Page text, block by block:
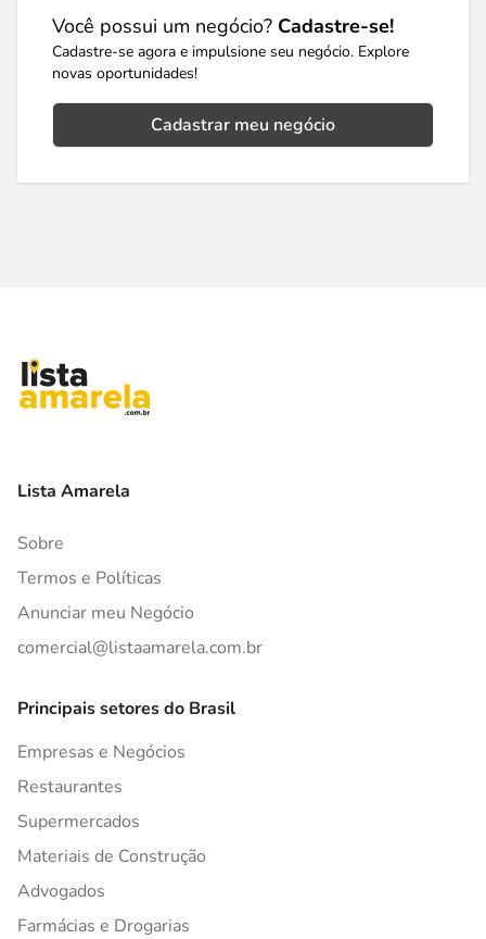
Você possui um negócio? Cadastre-se!
Cadastre-se agora e impulsione seu negócio. Explore
novas oportunidades!
Cadastrar meu negócio
Lista Amarela
Sobre
Termos e Políticas
Anunciar meu Negócio
comercial@listaamarela.com.br
Principais setores do Brasil
Empresas e Negócios
Restaurantes
Supermercados
Materiais de Construção
Advogados
Farmácias e Drogarias